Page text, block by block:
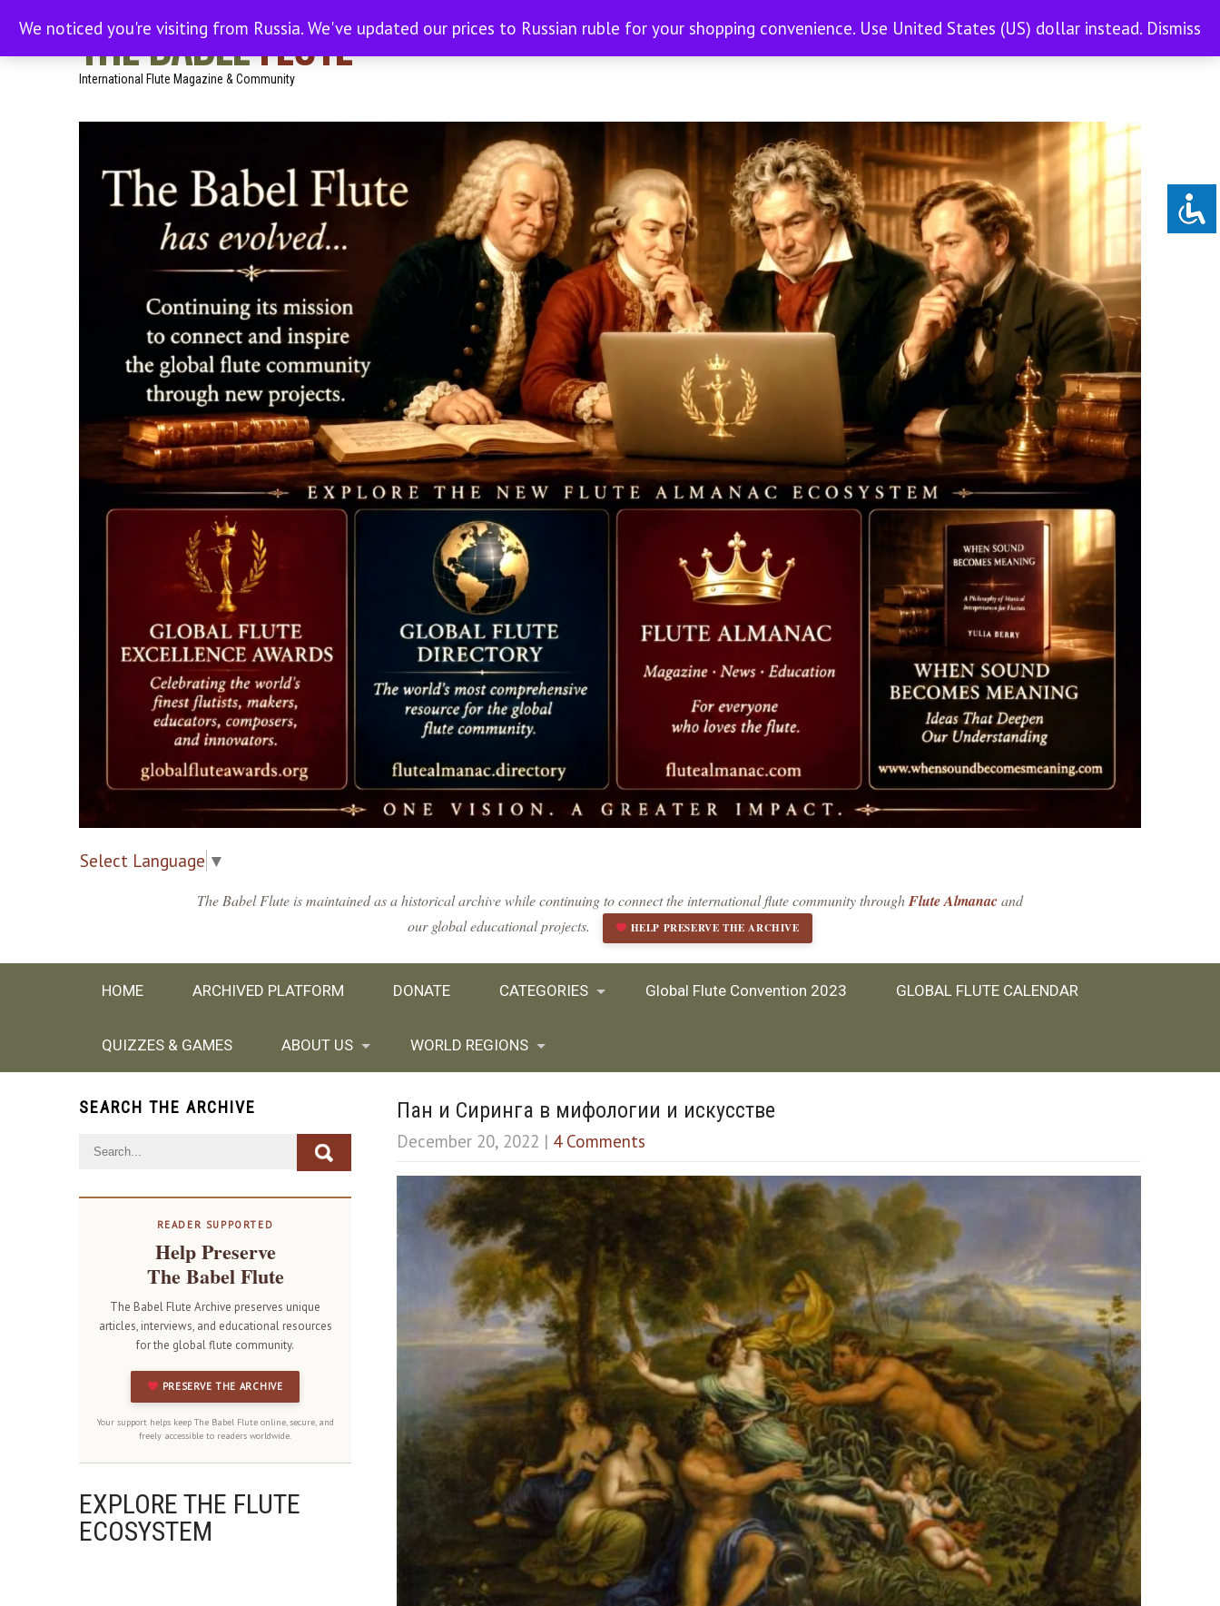
THE BABELFLUTE
International Flute Magazine & Community
Select Language ▼
The Babel Flute is maintained as a historical archive while continuing to connect the international flute community throughFlute Almanacand
our global educational projects.
HELP PRESERVE THE ARCHIVE
HOME ARCHIVED PLATFORM DONATE CATEGORIES Global Flute Convention 2023 GLOBAL FLUTE CALENDAR
QUIZZES & GAMES ABOUT US WORLD REGIONS
Пан и Сиринга в мифологии и искусстве
December 20, 2022 | 4 Comments
SEARCH THE ARCHIVE
READER SUPPORTED
Help Preserve
The Babel Flute
The Babel Flute Archive preserves unique
articles, interviews, and educational resources
for the global flute community.
PRESERVE THE ARCHIVE
Your support helps keep The Babel Flute online, secure, and
freely accessible to readers worldwide.
EXPLORE THE FLUTE
ECOSYSTEM
We noticed you're visiting from Russia. We've updated our prices to Russian ruble for your shopping convenience. Use United States (US) dollar instead. Dismiss